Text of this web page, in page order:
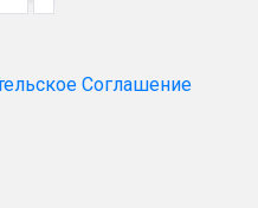
Соглашение